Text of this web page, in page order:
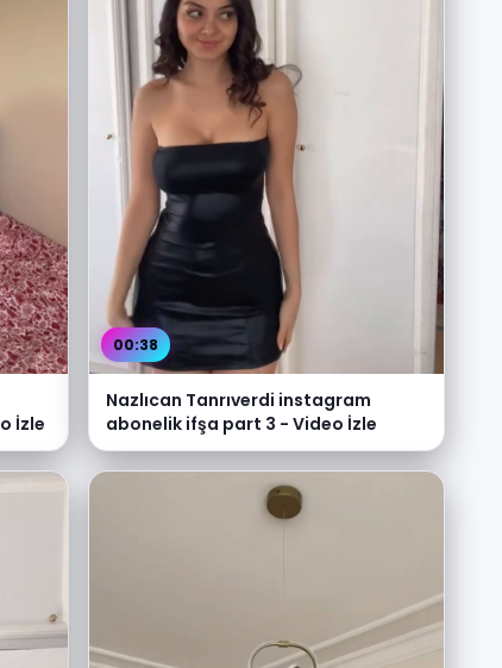
İzle
00:38
Nazlıcan Tanrıverdi instagram
abonelik ifşa part 3 - Video İzle